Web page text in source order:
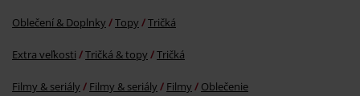
Oblečení & Doplnky Topy Tričká
Extra veľkosti Tričká & topy Tričká
Filmy & seriály Filmy & seriály Filmy Oblečenie